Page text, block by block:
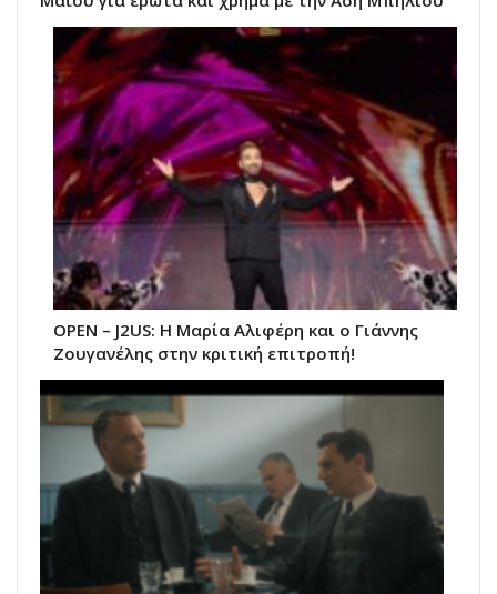
ΟΡΕΝ – J2US: Η Μαρία Αλιφέρη και ο Γιάννης
Ζουγανέλης στην κριτική επιτροπή!